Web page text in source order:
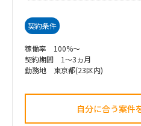
契約条件
稼働率 100%～
契約期間 1～3ヵ月
勤務地 東京都(23区内)
自分に合う案件